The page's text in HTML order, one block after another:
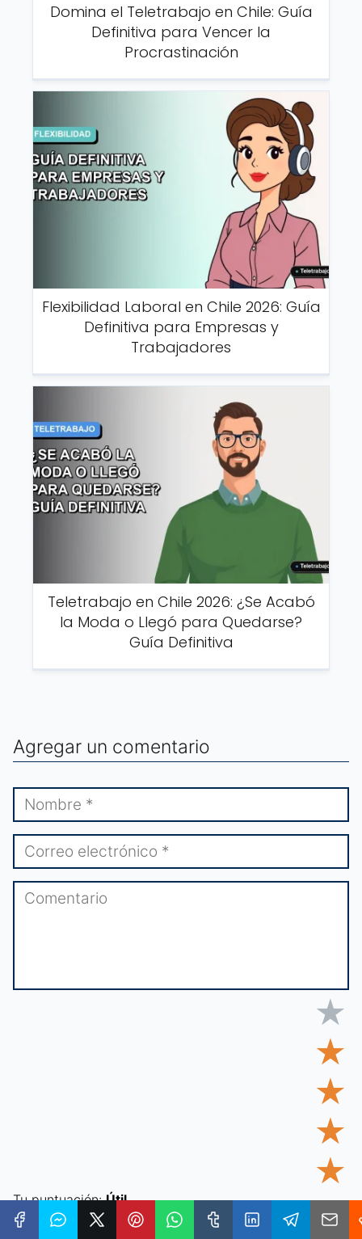
Domina el Teletrabajo en Chile: Guía
Definitiva para Vencer la
Procrastinación
Flexibilidad Laboral en Chile 2026: Guía
Definitiva para Empresas y
Trabajadores
Teletrabajo en Chile 2026: ¿Se Acabó
la Moda o Llegó para Quedarse?
Guía Definitiva
Agregar un comentario
★
★
★
★
★
Tu puntuación:Útil